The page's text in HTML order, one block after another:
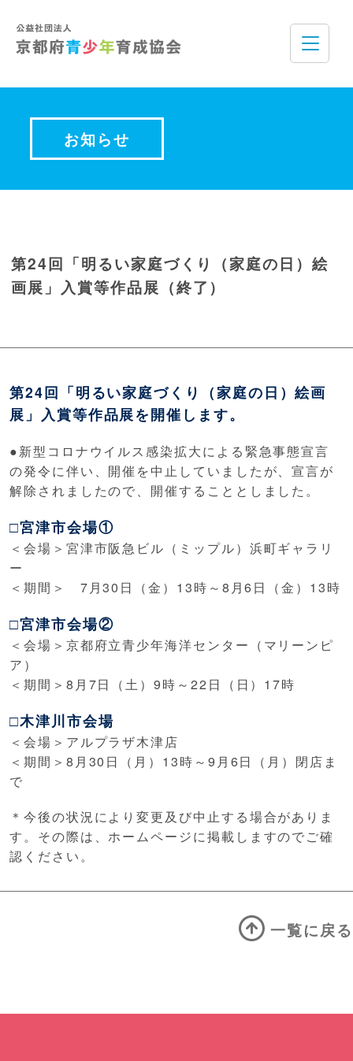
お知らせ
第24回「明るい家庭づくり（家庭の日）絵
画展」入賞等作品展（終了）
第24回「明るい家庭づくり（家庭の日）絵画
展」入賞等作品展を開催します。
●新型コロナウイルス感染拡大による緊急事態宣言
の発令に伴い、開催を中止していましたが、宣言が
解除されましたので、開催することとしました。
□宮津市会場①
＜会場＞宮津市阪急ビル（ミップル）浜町ギャラリ
ー
＜期間＞ 7月30日（金）13時～8月6日（金）13時
□宮津市会場②
＜会場＞京都府立青少年海洋センター（マリーンピ
ア）
＜期間＞8月7日（土）9時～22日（日）17時
□木津川市会場
＜会場＞アルプラザ木津店
＜期間＞8月30日（月）13時～9月6日（月）閉店ま
で
＊今後の状況により変更及び中止する場合がありま
す。その際は、ホームページに掲載しますのでご確
認ください。
一覧に戻る